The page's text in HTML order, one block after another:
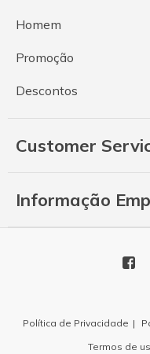
Homem
Promoção
Descontos
Customer
Informação
Política de Privacidade
Termos de